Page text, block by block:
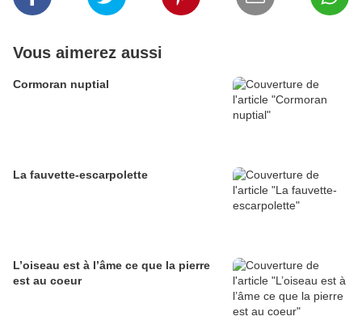
Vous aimerez aussi
Cormoran nuptial
La fauvette-escarpolette
L’oiseau est à l’âme ce que la pierre
est au coeur